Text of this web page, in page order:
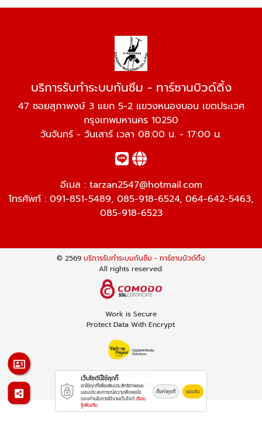
บริการรับทำระบบกันซึม - ทาร์ซานบิวด์ดิ้ง
47 ซอยสุภาพงษ์ 3 แยก 5-2 แขวงหนองบอน เขตประเวศ
กรุงเทพมหานคร 10250
วันจันทร์ - วันเสาร์ เวลา 08:00 น. - 17:00 น.
อีเมล : tarzan2547@hotmail.com
โทรศัพท์ : 091-851-5489, 085-918-6524, 064-642-5463,
085-918-6523
© 2569บริการรับทำระบบกันซึม - ทาร์ซานบิวด์ดิ้ง
All rights reserved.
Work is Secure
Protect Data With Encrypt
Powered By
Thailand YellowPages
เว็บไซต์นี้ใช้คุกกี้
เราใช้คุกกี้เพื่อเพิ่มประสิทธิภาพและ
มอบประสบการณ์ความพึงพอใจ
ของท่านในการใช้งานเว็บไซต์ เรียน
รู้เพิ่มเติม
ตั้งค่าคุกกี้ ยอมรับ